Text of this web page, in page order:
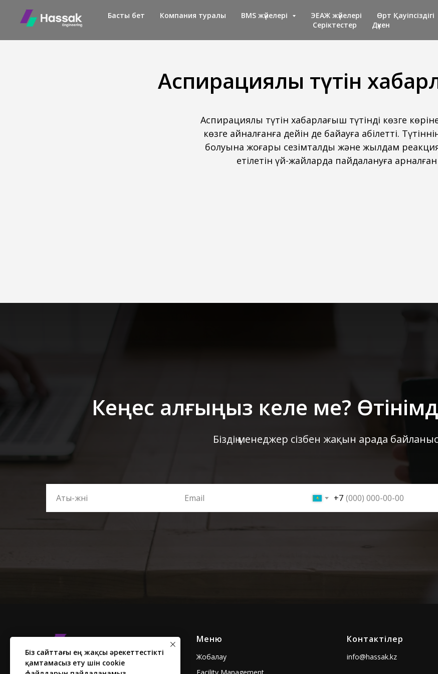
Басты бет Компания туралы BMS жүйелері ЭЕАЖ жүйелері Өрт Қауіпсіздігі
Серіктестер
Дүкен
Біз сайттағы ең жақсы әрекеттестікті
қамтамасыз ету үшін cookie
Аспирациялық түтін
Аспирациялық түтін хабарлағыш түтінді көзге
көзге айналғанға дейін де байқауға қабілетті.
болуына жоғары сезімталдық және жылдам
етілетін үй-жайларда пайдалануға арналған
Кеңес алғыңыз келе ме?
Біздің менеджер сізбен жақын арада
+7
Меню
Жобалау
Контактілер
info@hassak.kz